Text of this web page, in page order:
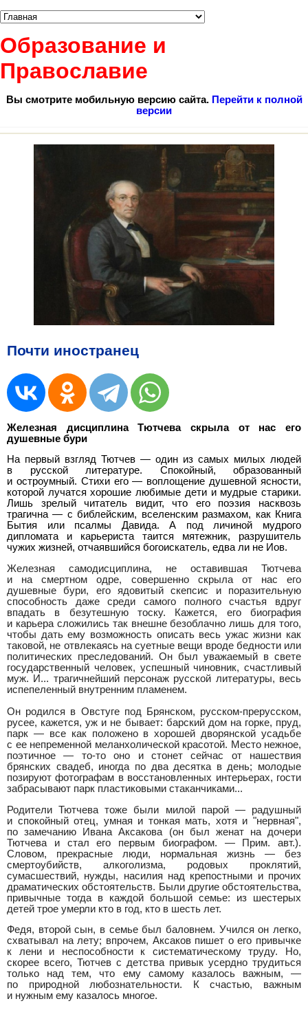
Образование и
Православие
Вы смотрите мобильную версию сайта. Перейти к полной
версии
Почти иностранец
Железная дисциплина Тютчева скрыла от нас его
душевные бури
На первый взгляд Тютчев — один из самых милых людей
в русской литературе. Спокойный, образованный
и остроумный. Стихи его — воплощение душевной ясности,
которой лучатся хорошие любимые дети и мудрые старики.
Лишь зрелый читатель видит, что его поэзия насквозь
трагична — с библейским, вселенским размахом, как Книга
Бытия или псалмы Давида. А под личиной мудрого
дипломата и карьериста таится мятежник, разрушитель
чужих жизней, отчаявшийся богоискатель, едва ли не Иов.
Железная самодисциплина, не оставившая Тютчева
и на смертном одре, совершенно скрыла от нас его
душевные бури, его ядовитый скепсис и поразительную
способность даже среди самого полного счастья вдруг
впадать в безутешную тоску. Кажется, его биография
и карьера сложились так внешне безоблачно лишь для того,
чтобы дать ему возможность описать весь ужас жизни как
таковой, не отвлекаясь на суетные вещи вроде бедности или
политических преследований. Он был уважаемый в свете
государственный человек, успешный чиновник, счастливый
муж. И... трагичнейший персонаж русской литературы, весь
испепеленный внутренним пламенем.
Он родился в Овстуге под Брянском, русском-прерусском,
русее, кажется, уж и не бывает: барский дом на горке, пруд,
парк — все как положено в хорошей дворянской усадьбе
с ее непременной меланхолической красотой. Место нежное,
поэтичное — то-то оно и стонет сейчас от нашествия
брянских свадеб, иногда по два десятка в день; молодые
позируют фотографам в восстановленных интерьерах, гости
забрасывают парк пластиковыми стаканчиками...
Родители Тютчева тоже были милой парой — радушный
и спокойный отец, умная и тонкая мать, хотя и "нервная",
по замечанию Ивана Аксакова (он был женат на дочери
Тютчева и стал его первым биографом. — Прим. авт.).
Словом, прекрасные люди, нормальная жизнь — без
смертоубийств, алкоголизма, родовых проклятий,
сумасшествий, нужды, насилия над крепостными и прочих
драматических обстоятельств. Были другие обстоятельства,
привычные тогда в каждой большой семье: из шестерых
детей трое умерли кто в год, кто в шесть лет.
Федя, второй сын, в семье был баловнем. Учился он легко,
схватывал на лету; впрочем, Аксаков пишет о его привычке
к лени и неспособности к систематическому труду. Но,
скорее всего, Тютчев с детства привык усердно трудиться
только над тем, что ему самому казалось важным, —
по природной любознательности. К счастью, важным
и нужным ему казалось многое.